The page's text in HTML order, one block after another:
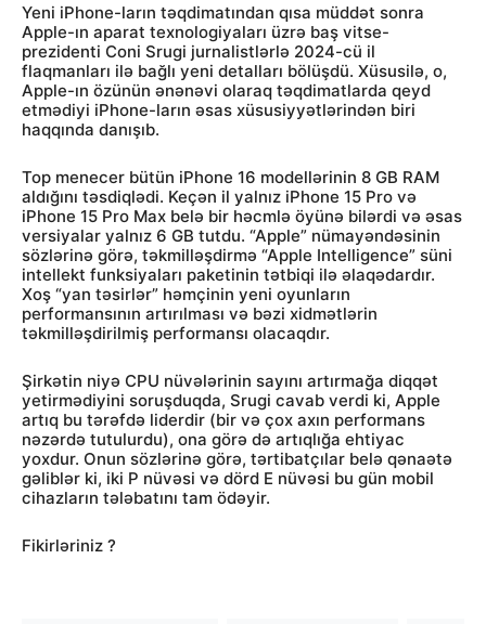
Yeni iPhone-ların təqdimatından qısa müddət sonra
Apple-ın aparat texnologiyaları üzrə baş vitse-
prezidenti Coni Srugi jurnalistlərlə 2024-cü il
flaqmanları ilə bağlı yeni detalları bölüşdü. Xüsusilə, o,
Apple-ın özünün ənənəvi olaraq təqdimatlarda qeyd
etmədiyi iPhone-ların əsas xüsusiyyətlərindən biri
haqqında danışıb.
Top menecer bütün iPhone 16 modellərinin 8 GB RAM
aldığını təsdiqlədi. Keçən il yalnız iPhone 15 Pro və
iPhone 15 Pro Max belə bir həcmlə öyünə bilərdi və əsas
versiyalar yalnız 6 GB tutdu. “Apple” nümayəndəsinin
sözlərinə görə, təkmilləşdirmə “Apple Intelligence” süni
intellekt funksiyaları paketinin tətbiqi ilə əlaqədardır.
Xoş “yan təsirlər” həmçinin yeni oyunların
performansının artırılması və bəzi xidmətlərin
təkmilləşdirilmiş performansı olacaqdır.
Şirkətin niyə CPU nüvələrinin sayını artırmağa diqqət
yetirmədiyini soruşduqda, Srugi cavab verdi ki, Apple
artıq bu tərəfdə liderdir (bir və çox axın performans
nəzərdə tutulurdu), ona görə də artıqlığa ehtiyac
yoxdur. Onun sözlərinə görə, tərtibatçılar belə qənaətə
gəliblər ki, iki P nüvəsi və dörd E nüvəsi bu gün mobil
cihazların tələbatını tam ödəyir.
Fikirləriniz ?